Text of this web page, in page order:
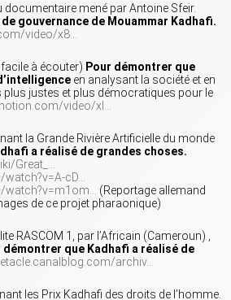
documentaire mené par Antoine Sfeir.
gouvernance de Mouammar Kadhafi.
video/x8…
à écouter) Pour démontrer que
en analysant la société et en
justes et plus démocratiques pour le
video/xl…
la Grande Rivière Artificielle du monde
a réalisé de grandes choses.
Great_…
cD…
(Reportage allemand
de ce projet pharaonique)
RASCOM 1, par l’Africain (Cameroun) ,
démontrer que Kadhafi a réalisé de
archiv…
les Prix Kadhafi des droits de l’homme.